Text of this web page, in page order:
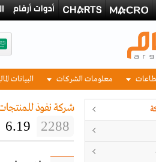
معلومات الشركات البيانات
شركة نفوذ
2288
6.19